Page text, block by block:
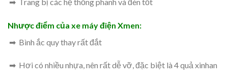
Nhược điểm của xe máy điện Xmen:
➡ Bình ắc quy thay rất đắt
➡ Hơi có nhiều nhựa, nên rất dễ vỡ, đặc biệt là 4 quả xinhan